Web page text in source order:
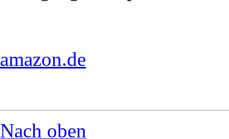
amazon.de
Nach oben